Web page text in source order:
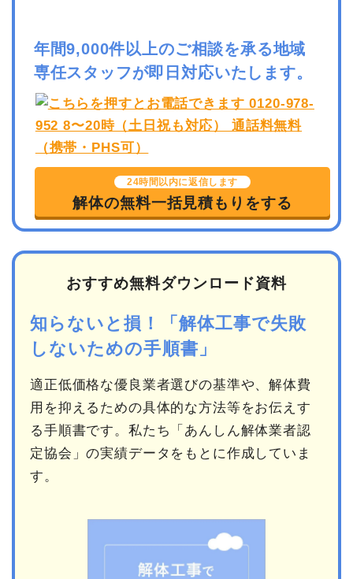
年間9,000件以上のご相談を承る地域
専任スタッフが即日対応いたします。
24時間以内に返信します
解体の無料一括見積もりをする
おすすめ無料ダウンロード資料
知らないと損！「解体工事で失敗
しないための手順書」
適正低価格な優良業者選びの基準や、解体費
用を抑えるための具体的な方法等をお伝えす
る手順書です。私たち「あんしん解体業者認
定協会」の実績データをもとに作成していま
す。